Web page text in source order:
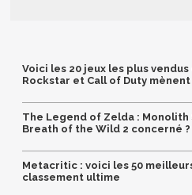
Voici les 20 jeux les plus
Rockstar et Call of Duty mènent
The Legend of Zelda :
Breath of the Wild 2 concerné ?
Metacritic : voici les 50
classement ultime